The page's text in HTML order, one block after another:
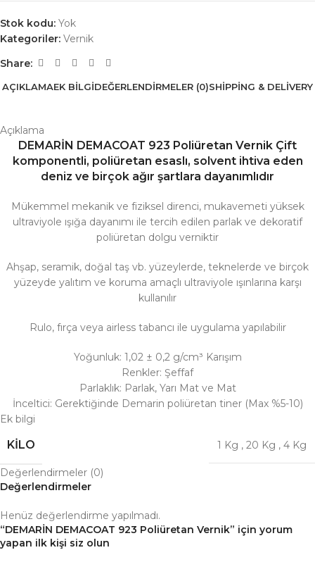
Stok kodu: Yok
Kategoriler: Vernik
Share:
AÇIKLAMAEK BILGIDEĞERLENDIRMELER (0)SHIPPING & DELIVERY
Açıklama
DEMARİN DEMACOAT 923 Poliüretan Vernik Çift
komponentli, poliüretan esaslı, solvent ihtiva eden
deniz ve birçok ağır şartlara dayanımlıdır
Mükemmel mekanik ve fiziksel direnci, mukavemeti yüksek
ultraviyole ışığa dayanımı ile tercih edilen parlak ve dekoratif
poliüretan dolgu verniktir
Ahşap, seramik, doğal taş vb. yüzeylerde, teknelerde ve birçok
yüzeyde yalıtım ve koruma amaçlı ultraviyole ışınlarına karşı
kullanılır
Rulo, fırça veya airless tabancı ile uygulama yapılabilir
Yoğunluk: 1,02 ± 0,2 g/cm³ Karışım
Renkler: Şeffaf
Parlaklık: Parlak, Yarı Mat ve Mat
İnceltici: Gerektiğinde Demarin poliüretan tiner (Max %5-10)
Ek bilgi
KILO 1 Kg , 20 Kg , 4 Kg
Değerlendirmeler (0)
Değerlendirmeler
Henüz değerlendirme yapılmadı.
“DEMARİN DEMACOAT 923 Poliüretan Vernik” için yorum
yapan ilk kişi siz olun